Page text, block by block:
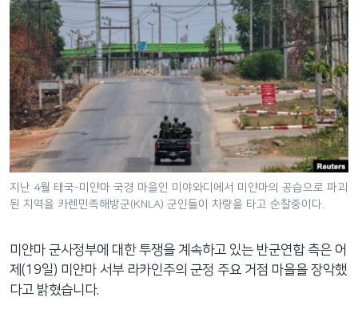
로
이
동
메
인
네
비
게
이
션
으
이
동
검
언어 선택
지난 4월 태국-미얀마 국경 마을인 미야와디에서 미얀마의 공습으로 파괴
된 지역을 카렌민족해방군(KNLA) 군인들이 차량을 타고 순찰중이다.
미얀마 군사정부에 대한 투쟁을 계속하고 있는 반군연합 측은 어
제(19일) 미얀마 서부 라카인주의 군정 주요 거점 마을을 장악했
다고 밝혔습니다.